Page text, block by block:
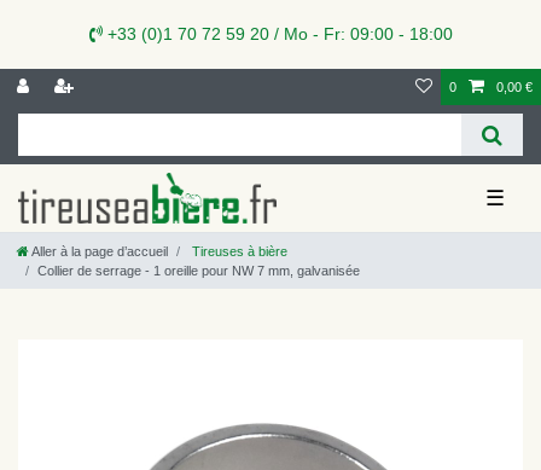
+33 (0)1 70 72 59 20 / Mo - Fr: 09:00 - 18:00
0 0,00 €
☰
Aller à la page d’accueil
Tireuses à bière
Collier de serrage - 1 oreille pour NW 7 mm, galvanisée